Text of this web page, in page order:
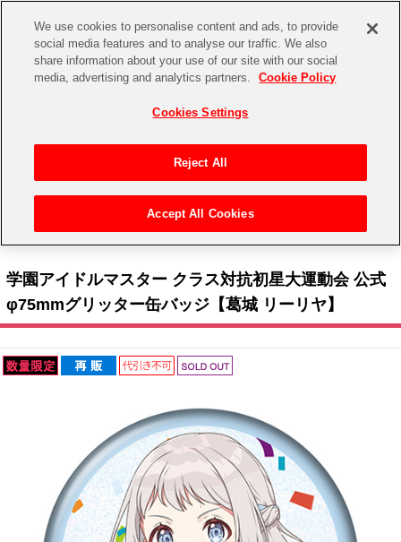
CHANNEL STORE EVENT
ゲーム 電子書籍
ASOBI STAGE
その他先行受付
プレミアム会員とは
アイドルマスターシリーズ
アイドルマスター
アイドルマスター SideM
アイドルマスター シャイニーカラーズ
プロジェクトアイマス ヴイアライヴ
テイルズ オブ シリーズ
電音部
イベントグッズ
トイ・ホビー
アイドルマスター シリーズ>学園アイドルマスター
学園アイドルマスター クラス対抗初星大運動会 公式
φ75mmグリッター缶バッジ【葛城 リーリヤ】
We use cookies to personalise content and ads, to provide
social media features and to analyse our traffic. We also
share information about your use of our site with our social
media, advertising and analytics partners.
Cookie Policy
Cookies Settings
Reject All
Accept All Cookies